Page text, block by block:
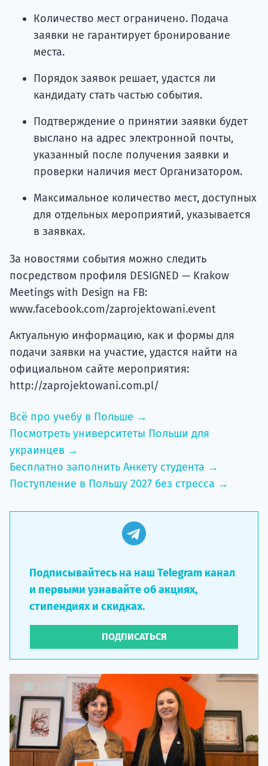
Количество мест ограничено. Подача
заявки не гарантирует бронирование
места.
Порядок заявок решает, удастся ли
кандидату стать частью события.
Подтверждение о принятии заявки будет
выслано на адрес электронной почты,
указанный после получения заявки и
проверки наличия мест Организатором.
Максимальное количество мест, доступных
для отдельных мероприятий, указывается
в заявках.
За новостями события можно следить
посредством профиля DESIGNED — Krakow
Meetings with Design на FB:
www.facebook.com/zaprojektowani.event
Актуальную информацию, как и формы для
подачи заявки на участие, удастся найти на
официальном сайте мероприятия:
http://zaprojektowani.com.pl/
Всё про учебу в Польше →
Посмотреть университеты Польши для
украинцев →
Бесплатно заполнить Анкету студента →
Поступление в Польшу 2027 без стресса →
Подписывайтесь на наш Telegram канал
и первыми узнавайте об акциях,
стипендиях и скидках.
ПОДПИСАТЬСЯ